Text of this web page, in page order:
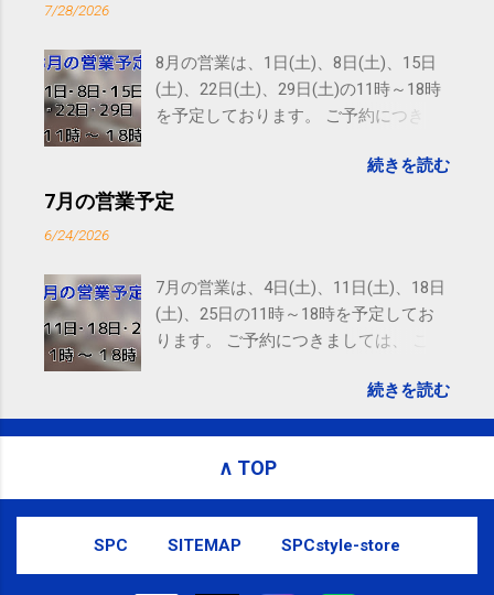
Email delivery powered by Google Google Inc., 1600
Amphitheatre Parkway, Mountain View, CA 94043,
United States
7/28/2026
8月の営業は、1日(土)、8日(土)、15日
(土)、22日(土)、29日(土)の11時～18時
を予定しております。 ご予約につきま
す。 電話に出られないことがあります
ので、ご予約、お問い合わせは
続きを読む
7月の営業予定
6/24/2026
7月の営業は、4日(土)、11日(土)、18日
(土)、25日の11時～18時を予定してお
ります。 ご予約につきましては、 こち
れないことがありますので、ご予約、
お問い合わせはSMS（ショートメッセ
続きを読む
∧ TOP
SPC SITEMAP SPCstyle-store